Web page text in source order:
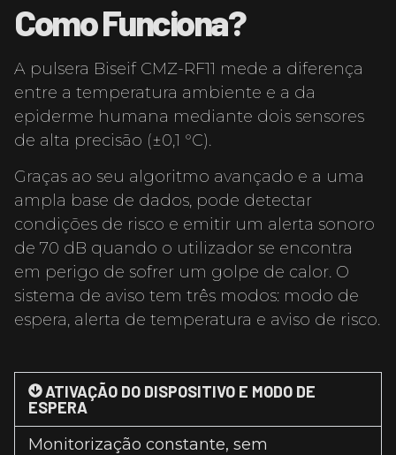
Como Funciona?
A pulsera Biseif CMZ-RF11 mede a diferença
entre a temperatura ambiente e a da
epiderme humana mediante dois sensores
de alta precisão (±0,1 °C).
Graças ao seu algoritmo avançado e a uma
ampla base de dados, pode detectar
condições de risco e emitir um alerta sonoro
de 70 dB quando o utilizador se encontra
em perigo de sofrer um golpe de calor. O
sistema de aviso tem três modos: modo de
espera, alerta de temperatura e aviso de risco.
ATIVAÇÃO DO DISPOSITIVO E MODO DE
ESPERA
Monitorização constante, sem